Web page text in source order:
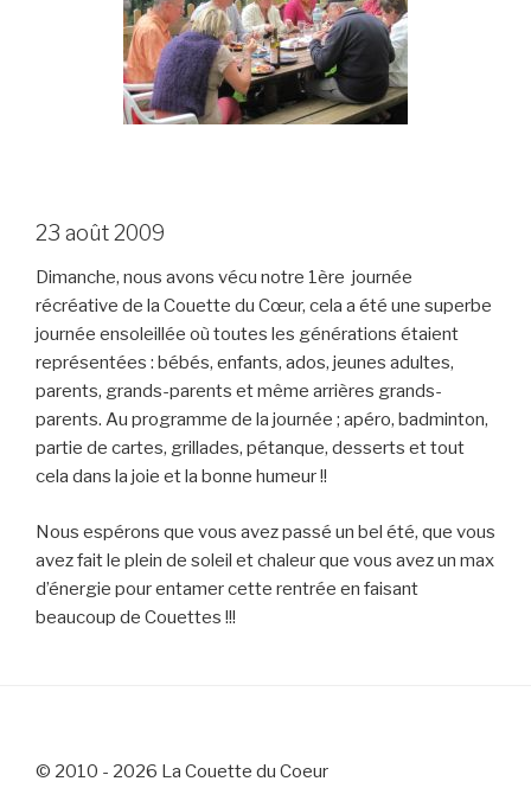
23 août 2009
Dimanche, nous avons vécu notre 1ère journée
récréative de la Couette du Cœur, cela a été une superbe
journée ensoleillée où toutes les générations étaient
représentées : bébés, enfants, ados, jeunes adultes,
parents, grands-parents et même arrières grands-
parents. Au programme de la journée ; apéro, badminton,
partie de cartes, grillades, pétanque, desserts et tout
cela dans la joie et la bonne humeur !!
Nous espérons que vous avez passé un bel été, que vous
avez fait le plein de soleil et chaleur que vous avez un max
d’énergie pour entamer cette rentrée en faisant
beaucoup de Couettes !!!
© 2010 - 2026 La Couette du Coeur